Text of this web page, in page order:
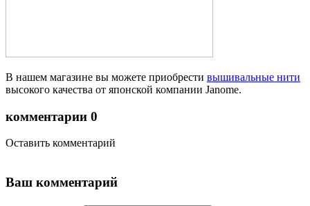
В нашем магазине вы можете приобрести вышивальные нити
высокого качества от японской компании Janome.
комментарии 0
Оставить комментарий
Ваш комментарий